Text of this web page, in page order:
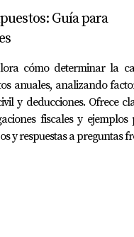
que cumplen ciertos
fiscales?
para
con la mudanza
fiscales?
es clave para
Guía para
cómo determinar la
anuales, analizando
y deducciones. Ofrece
fiscales y ejemplos
y respuestas a preguntas